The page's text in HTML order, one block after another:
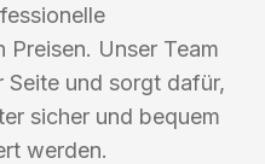
Preisen. Unser Team
und sorgt dafür,
sicher und bequem
werden.